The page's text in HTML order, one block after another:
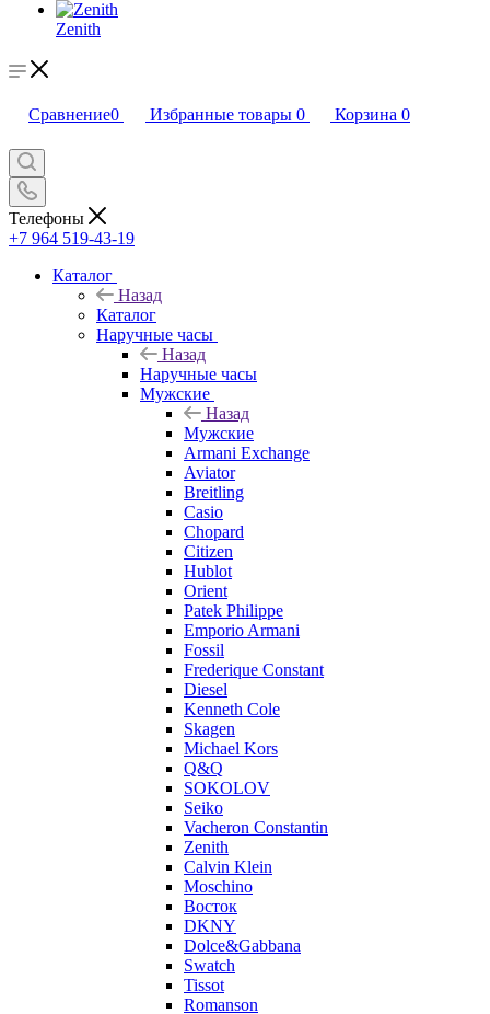
Zenith
Сравнение0 Избранные товары 0 Корзина 0
Телефоны
+7 964 519-43-19
Каталог
Назад
Каталог
Наручные часы
Назад
Наручные часы
Мужские
Назад
Мужские
Armani Exchange
Aviator
Breitling
Casio
Chopard
Citizen
Hublot
Orient
Patek Philippe
Emporio Armani
Fossil
Frederique Constant
Diesel
Kenneth Cole
Skagen
Michael Kors
Q&Q
SOKOLOV
Seiko
Vacheron Constantin
Zenith
Calvin Klein
Moschino
Восток
DKNY
Dolce&Gabbana
Swatch
Tissot
Romanson